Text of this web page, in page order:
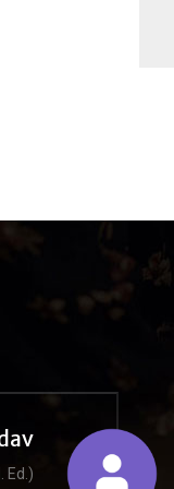
Ed.)